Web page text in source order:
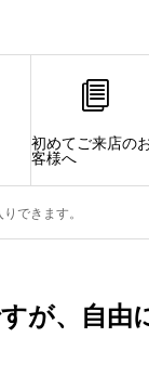
初めてご来店の
客様へ
できます。
が、自由